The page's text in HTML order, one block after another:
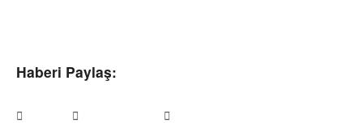
Haberi Paylaş: